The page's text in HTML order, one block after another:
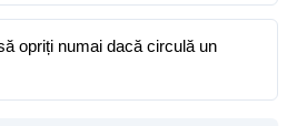
opriți numai dacă circulă un